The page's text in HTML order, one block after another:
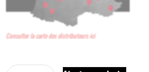
Consulter la carte des distributeurs ici